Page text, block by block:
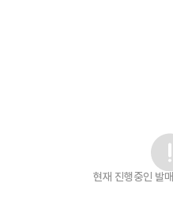
현재 진행중인 발매